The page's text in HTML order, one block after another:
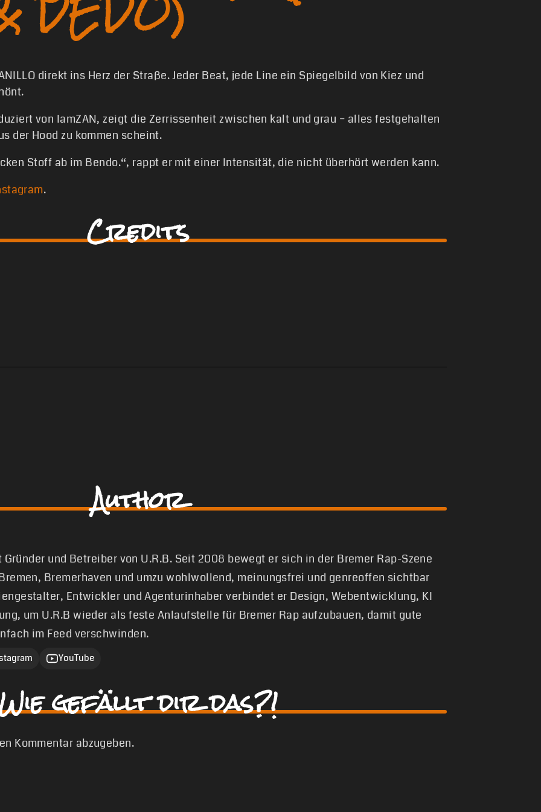
direkt ins Herz der Straße. Jeder Beat, jede Line ein Spiegelbild von Kiez und
von IamZAN, zeigt die Zerrissenheit zwischen kalt und grau – alles festgehalten
der Hood zu kommen scheint.
Stoff ab im Bendo.“, rappt er mit einer Intensität, die nicht überhört werden kann.
.
Credits
Author
Gründer und Betreiber von U.R.B. Seit 2008 bewegt er sich in der Bremer Rap-Szene
Bremerhaven und umzu wohlwollend, meinungsfrei und genreoffen sichtbar
Entwickler und Agenturinhaber verbindet er Design, Webentwicklung, KI
um U.R.B wieder als feste Anlaufstelle für Bremer Rap aufzubauen, damit gute
im Feed verschwinden.
YouTube
gefällt dir das?!
Kommentar abzugeben.